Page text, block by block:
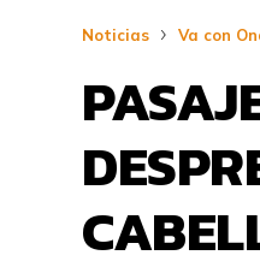
Noticias Va con